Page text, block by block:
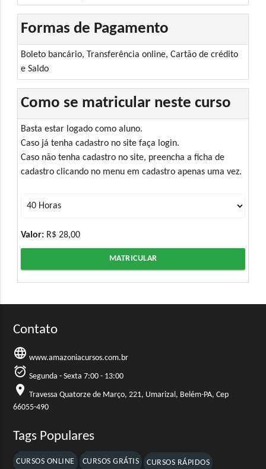
Formas de Pagamento
Boleto bancário, Transferência online, Cartão de crédito
e Saldo
Como se matricular neste curso
Basta estar logado como aluno.
Caso já tenha cadastro no site faça login.
Caso não tenha cadastro no site, preencha a ficha de
cadastro clicando no menu em cadastro apenas uma vez.
Valor: R$ 28,00
MATRICULAR
Contato
language www.amazoniacursos.com.br
alarm_on Segunda - Sexta 7:00 - 13:00
location_on Travessa Quatorze de Março, 221, Umarizal, Belém-PA, Cep
66055-490
Tags Populares
CURSOS ONLINE CURSOS GRÁTIS CURSOS RÁPIDOS